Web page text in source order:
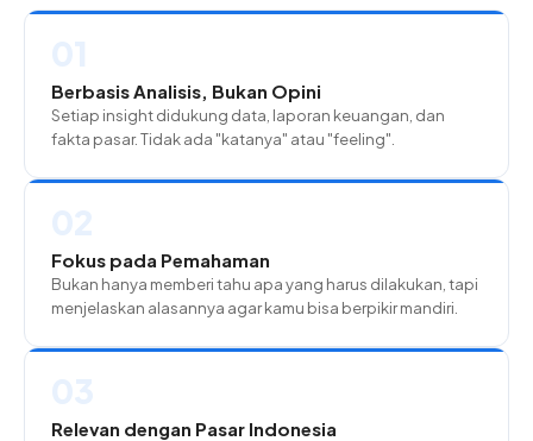
Berbasis Analisis, Bukan Opini
Setiap insight didukung data, laporan keuangan, dan
fakta pasar. Tidak ada "katanya" atau "feeling".
Fokus pada Pemahaman
Bukan hanya memberi tahu apa yang harus dilakukan, tapi
menjelaskan alasannya agar kamu bisa berpikir mandiri.
Relevan dengan Pasar Indonesia